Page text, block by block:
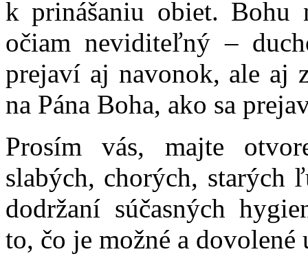
k prinášaniu obiet. Bohu
očiam neviditeľný –
prejaví aj navonok, ale aj
na Pána Boha, ako sa
Prosím vás, majte
slabých, chorých, starých
dodržaní súčasných
to, čo je možné a